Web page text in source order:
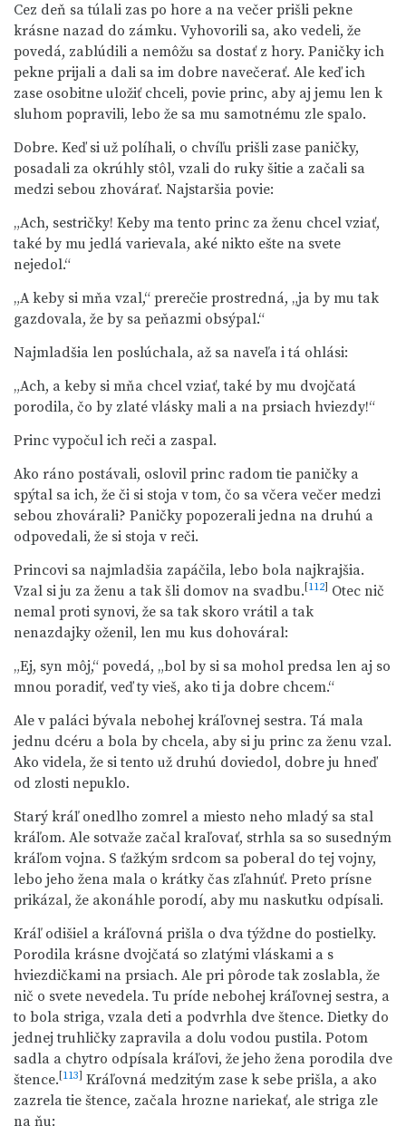
Cez deň sa túlali zas po hore a na večer prišli pekne
krásne nazad do zámku. Vyhovorili sa, ako vedeli, že
povedá, zablúdili a nemôžu sa dostať z hory. Paničky ich
pekne prijali a dali sa im dobre navečerať. Ale keď ich
zase osobitne uložiť chceli, povie princ, aby aj jemu len k
sluhom popravili, lebo že sa mu samotnému zle spalo.
Dobre. Keď si už políhali, o chvíľu prišli zase paničky,
posadali za okrúhly stôl, vzali do ruky šitie a začali sa
medzi sebou zhovárať. Najstaršia povie:
„Ach, sestričky! Keby ma tento princ za ženu chcel vziať,
také by mu jedlá varievala, aké nikto ešte na svete
nejedol.“
„A keby si mňa vzal,“ prerečie prostredná, „ja by mu tak
gazdovala, že by sa peňazmi obsýpal.“
Najmladšia len poslúchala, až sa naveľa i tá ohlási:
„Ach, a keby si mňa chcel vziať, také by mu dvojčatá
porodila, čo by zlaté vlásky mali a na prsiach hviezdy!“
Princ vypočul ich reči a zaspal.
Ako ráno postávali, oslovil princ radom tie paničky a
spýtal sa ich, že či si stoja v tom, čo sa včera večer medzi
sebou zhovárali? Paničky popozerali jedna na druhú a
odpovedali, že si stoja v reči.
Princovi sa najmladšia zapáčila, lebo bola najkrajšia.
Vzal si ju za ženu a tak šli domov na svadbu. [112] Otec nič
nemal proti synovi, že sa tak skoro vrátil a tak
nenazdajky oženil, len mu kus dohováral:
„Ej, syn môj,“ povedá, „bol by si sa mohol predsa len aj so
mnou poradiť, veď ty vieš, ako ti ja dobre chcem.“
Ale v paláci bývala nebohej kráľovnej sestra. Tá mala
jednu dcéru a bola by chcela, aby si ju princ za ženu vzal.
Ako videla, že si tento už druhú doviedol, dobre ju hneď
od zlosti nepuklo.
Starý kráľ onedlho zomrel a miesto neho mladý sa stal
kráľom. Ale sotvaže začal kraľovať, strhla sa so susedným
kráľom vojna. S ťažkým srdcom sa poberal do tej vojny,
lebo jeho žena mala o krátky čas zľahnúť. Preto prísne
prikázal, že akonáhle porodí, aby mu naskutku odpísali.
Kráľ odišiel a kráľovná prišla o dva týždne do postielky.
Porodila krásne dvojčatá so zlatými vláskami a s
hviezdičkami na prsiach. Ale pri pôrode tak zoslabla, že
nič o svete nevedela. Tu príde nebohej kráľovnej sestra, a
to bola striga, vzala deti a podvrhla dve štence. Dietky do
jednej truhličky zapravila a dolu vodou pustila. Potom
sadla a chytro odpísala kráľovi, že jeho žena porodila dve
štence. [113] Kráľovná medzitým zase k sebe prišla, a ako
zazrela tie štence, začala hrozne nariekať, ale striga zle
na ňu: